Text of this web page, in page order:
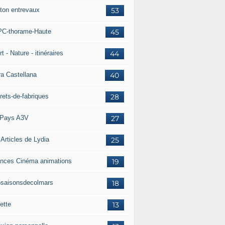
53
entrevaux
45
thorame-Haute
44
- Nature - itinéraires
40
Castellana
28
de-fabriques
27
A3V
25
de Lydia
19
Cinéma animations
18
13